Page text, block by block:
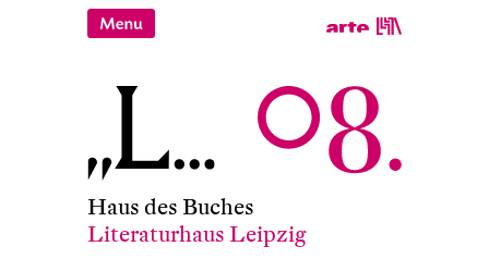
Haus des Buches
Literaturhaus Leipzig